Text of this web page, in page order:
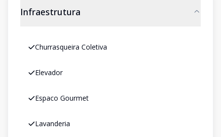
Infraestrutura
Churrasqueira Coletiva
Elevador
Espaco Gourmet
Lavanderia